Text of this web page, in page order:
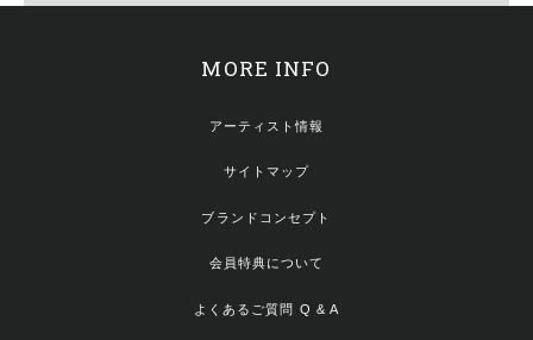
MORE INFO
アーティスト情報
サイトマップ
ブランドコンセプト
会員特典について
よくあるご質問 Q & A